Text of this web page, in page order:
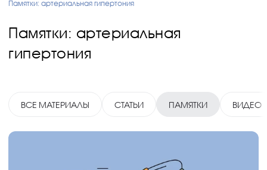
Памятки: артериальная гипертония
Памятки: артериальная
гипертония
ВСЕ МАТЕРИАЛЫ СТАТЬИ ПАМЯТКИ ВИДЕО